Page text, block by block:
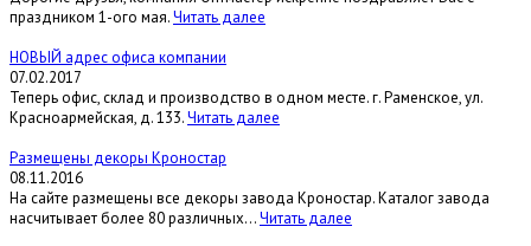
праздником 1-ого мая.Читать далее
НОВЫЙ адрес офиса компании
07.02.2017
Теперь офис, склад и производство в одном месте. г. Раменское, ул.
Красноармейская, д. 133.Читать далее
Размещены декоры Кроностар
08.11.2016
На сайте размещены все декоры завода Кроностар. Каталог завода
насчитывает более 80 различных...Читать далее